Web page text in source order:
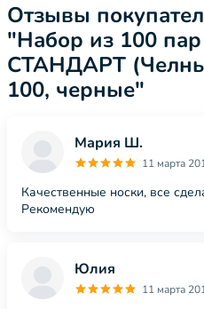
Отзывы
"Набор из 100
СТАНДАРТ (Челны
100, черные"
Мария Ш.
11 марта
Качественные носки, все
Рекомендую
Юлия
11 марта